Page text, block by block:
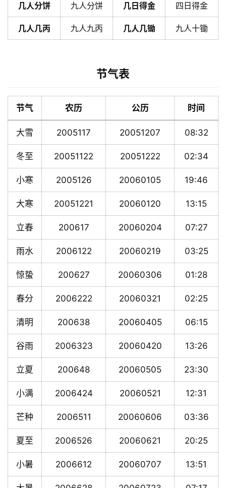
几人分饼 九人分饼 几日得金 四日得金
几人几丙 九人九丙 几人几锄 九人十锄
节气表
节气 农历 公历 时间
大雪 2005117 20051207 08:32
冬至 20051122 20051222 02:34
小寒 2005126 20060105 19:46
大寒 20051221 20060120 13:15
立春 200617 20060204 07:27
雨水 2006122 20060219 03:25
惊蛰 200627 20060306 01:28
春分 2006222 20060321 02:25
清明 200638 20060405 06:15
谷雨 2006323 20060420 13:26
立夏 200648 20060505 23:30
小满 2006424 20060521 12:31
芒种 2006511 20060606 03:36
夏至 2006526 20060621 20:25
小暑 2006612 20060707 13:51